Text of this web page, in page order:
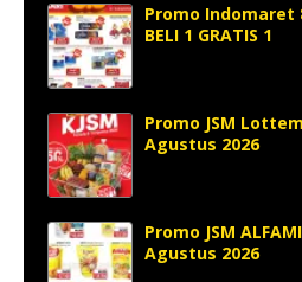
Promo Indomaret
BELI 1 GRATIS 1
Promo JSM
Agustus 2026
Promo JSM
Agustus 2026